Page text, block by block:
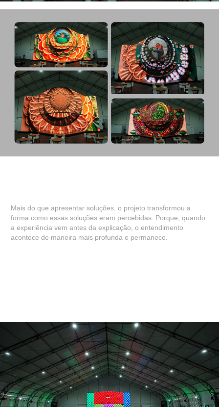
Mais do que apresentar soluções, o projeto transformou a
forma como essas soluções eram percebidas. Porque, quando
a experiência vem antes da explicação, o entendimento
acontece de maneira mais profunda e permanece.